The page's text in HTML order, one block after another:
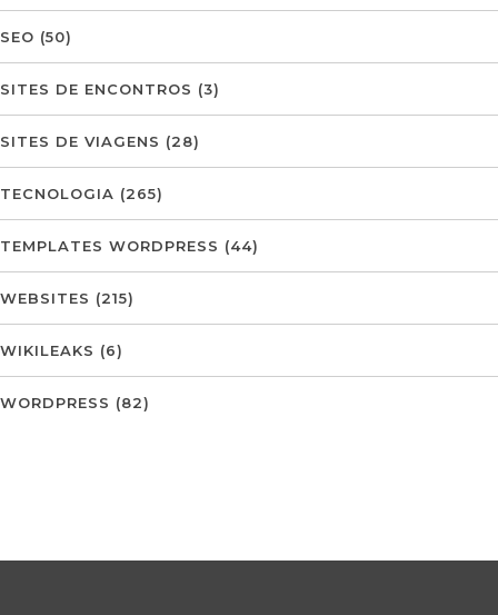
SEO (50)
SITES DE ENCONTROS (3)
SITES DE VIAGENS (28)
TECNOLOGIA (265)
TEMPLATES WORDPRESS (44)
WEBSITES (215)
WIKILEAKS (6)
WORDPRESS (82)